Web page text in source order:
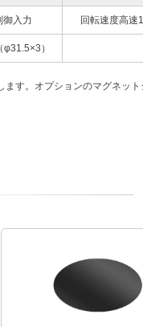
御入力 回転速度高速
）
す。オプションのマグネット